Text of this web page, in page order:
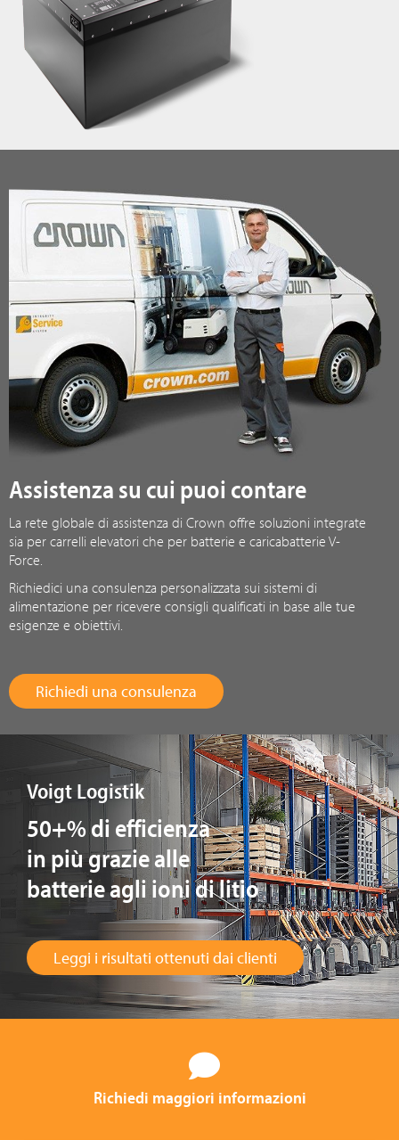
Assistenza su cui puoi contare
La rete globale di assistenza di Crown offre soluzioni integrate
sia per carrelli elevatori che per batterie e caricabatterie V-
Force.
Richiedici una consulenza personalizzata sui sistemi di
alimentazione per ricevere consigli qualificati in base alle tue
esigenze e obiettivi.
Richiedi una consulenza
Voigt Logistik
50+% di efficienza
in più grazie alle
batterie agli ioni di litio
Leggi i risultati ottenuti dai clienti
Richiedi maggiori informazioni